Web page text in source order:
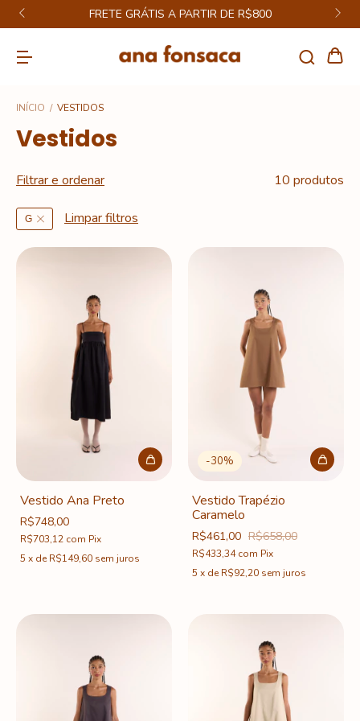
FRETE GRÁTIS A PARTIR DE R$800
INÍCIO / VESTIDOS
Vestidos
Filtrar e ordenar 10 produtos
G Limpar filtros
Vestido Ana Preto
R$748,00
R$703,12 com Pix
5 x deR$149,60 sem juros
-30%
Vestido Trapézio
Caramelo
R$461,00 R$658,00
R$433,34com Pix
5 x deR$92,20 sem juros